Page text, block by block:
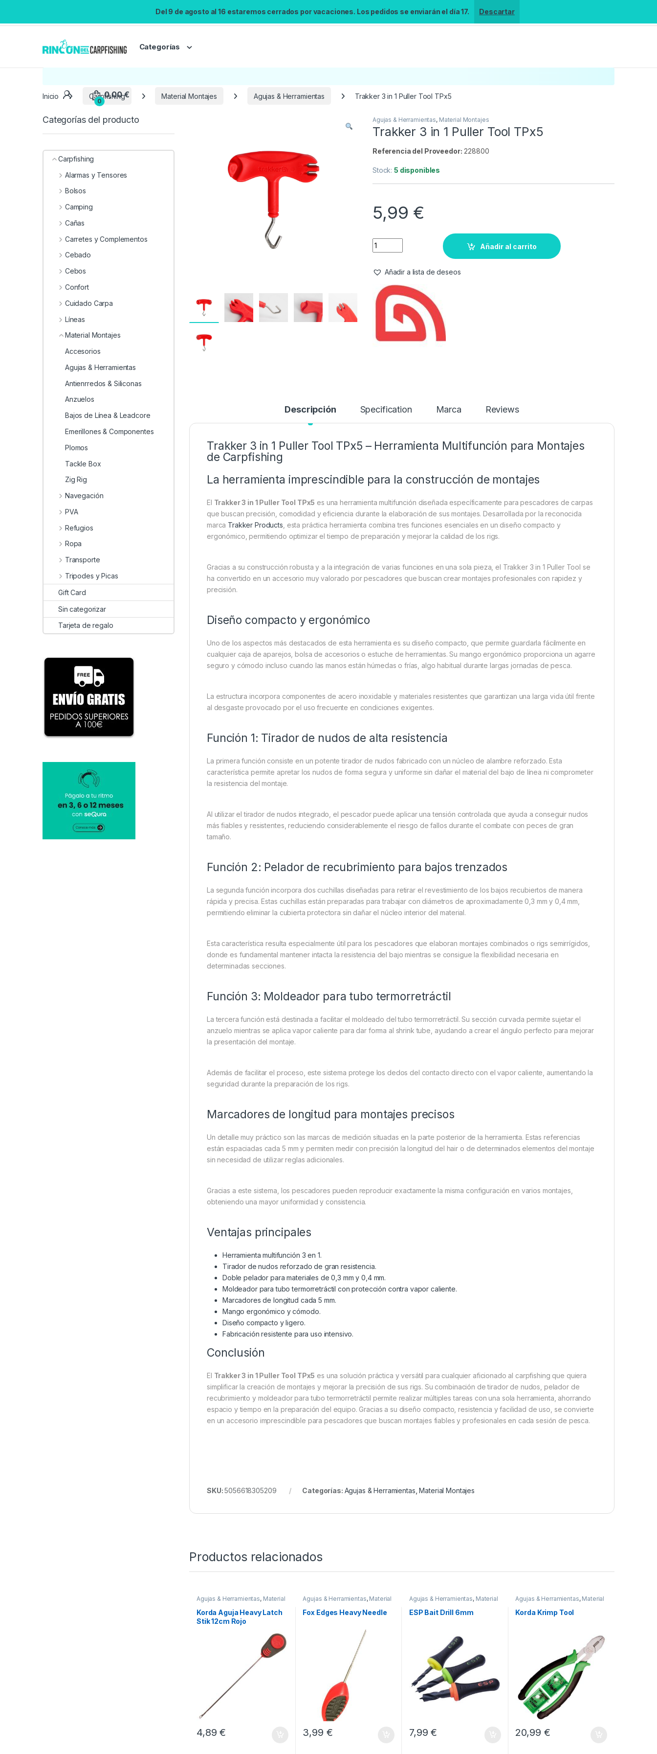
Del 9 de agosto al 16 estaremos cerrados por vacaciones. Los pedidos se enviarán el día 17. Descartar
Categorías
Búsqueda no disponible
No se pudo cargar el widget de búsqueda.
Reintentar
Inicio Carpfishing Material Montajes Agujas & Herramientas Trakker 3 in 1 Puller Tool TPx5
Agujas & Herramientas, Material Montajes
Trakker 3 in 1 Puller Tool TPx5
Referencia del Proveedor: 228800
Stock:5 disponibles
5,99 €
Añadir al carrito
Añadir a lista de deseos
Descripción Specification Marca Reviews
Trakker 3 in 1 Puller Tool TPx5 – Herramienta Multifunción para Montajes
de Carpfishing
La herramienta imprescindible para la construcción de montajes
El Trakker 3 in 1 Puller Tool TPx5 es una herramienta multifunción diseñada específicamente para pescadores de carpas
que buscan precisión, comodidad y eficiencia durante la elaboración de sus montajes. Desarrollada por la reconocida
marca Trakker Products , esta práctica herramienta combina tres funciones esenciales en un diseño compacto y
ergonómico, permitiendo optimizar el tiempo de preparación y mejorar la calidad de los rigs.
Gracias a su construcción robusta y a la integración de varias funciones en una sola pieza, el Trakker 3 in 1 Puller Tool se
ha convertido en un accesorio muy valorado por pescadores que buscan crear montajes profesionales con rapidez y
precisión.
Diseño compacto y ergonómico
Uno de los aspectos más destacados de esta herramienta es su diseño compacto, que permite guardarla fácilmente en
cualquier caja de aparejos, bolsa de accesorios o estuche de herramientas. Su mango ergonómico proporciona un agarre
seguro y cómodo incluso cuando las manos están húmedas o frías, algo habitual durante largas jornadas de pesca.
La estructura incorpora componentes de acero inoxidable y materiales resistentes que garantizan una larga vida útil frente
al desgaste provocado por el uso frecuente en condiciones exigentes.
Función 1: Tirador de nudos de alta resistencia
La primera función consiste en un potente tirador de nudos fabricado con un núcleo de alambre reforzado. Esta
característica permite apretar los nudos de forma segura y uniforme sin dañar el material del bajo de línea ni comprometer
la resistencia del montaje.
Al utilizar el tirador de nudos integrado, el pescador puede aplicar una tensión controlada que ayuda a conseguir nudos
más fiables y resistentes, reduciendo considerablemente el riesgo de fallos durante el combate con peces de gran
tamaño.
Función 2: Pelador de recubrimiento para bajos trenzados
La segunda función incorpora dos cuchillas diseñadas para retirar el revestimiento de los bajos recubiertos de manera
rápida y precisa. Estas cuchillas están preparadas para trabajar con diámetros de aproximadamente 0,3 mm y 0,4 mm,
permitiendo eliminar la cubierta protectora sin dañar el núcleo interior del material.
Esta característica resulta especialmente útil para los pescadores que elaboran montajes combinados o rigs semirrígidos,
donde es fundamental mantener intacta la resistencia del bajo mientras se consigue la flexibilidad necesaria en
determinadas secciones.
Función 3: Moldeador para tubo termorretráctil
La tercera función está destinada a facilitar el moldeado del tubo termorretráctil. Su sección curvada permite sujetar el
anzuelo mientras se aplica vapor caliente para dar forma al shrink tube, ayudando a crear el ángulo perfecto para mejorar
la presentación del montaje.
Además de facilitar el proceso, este sistema protege los dedos del contacto directo con el vapor caliente, aumentando la
seguridad durante la preparación de los rigs.
Marcadores de longitud para montajes precisos
Un detalle muy práctico son las marcas de medición situadas en la parte posterior de la herramienta. Estas referencias
están espaciadas cada 5 mm y permiten medir con precisión la longitud del hair o de determinados elementos del montaje
sin necesidad de utilizar reglas adicionales.
Gracias a este sistema, los pescadores pueden reproducir exactamente la misma configuración en varios montajes,
obteniendo una mayor uniformidad y consistencia.
Ventajas principales
Herramienta multifunción 3 en 1.
Tirador de nudos reforzado de gran resistencia.
Doble pelador para materiales de 0,3 mm y 0,4 mm.
Moldeador para tubo termorretráctil con protección contra vapor caliente.
Marcadores de longitud cada 5 mm.
Mango ergonómico y cómodo.
Diseño compacto y ligero.
Fabricación resistente para uso intensivo.
Conclusión
El Trakker 3 in 1 Puller Tool TPx5 es una solución práctica y versátil para cualquier aficionado al carpfishing que quiera
simplificar la creación de montajes y mejorar la precisión de sus rigs. Su combinación de tirador de nudos, pelador de
recubrimiento y moldeador para tubo termorretráctil permite realizar múltiples tareas con una sola herramienta, ahorrando
espacio y tiempo en la preparación del equipo. Gracias a su diseño compacto, resistencia y facilidad de uso, se convierte
en un accesorio imprescindible para pescadores que buscan montajes fiables y profesionales en cada sesión de pesca.
SKU:5056618305209 Categorías: Agujas & Herramientas ,Material Montajes
Productos relacionados
Agujas & Herramientas, Material
Montajes
Korda Aguja Heavy Latch
Stik 12cm Rojo
4,89€
Agujas & Herramientas, Material
Montajes
Fox Edges Heavy Needle
3,99 €
Agujas & Herramientas, Material
Montajes
ESP Bait Drill 6mm
7,99€
Agujas & Herramientas, Material
Montajes
Korda Krimp Tool
20,99 €
Categorías del producto
Carpfishing
Alarmas y Tensores
Bolsos
Camping
Cañas
Carretes y Complementos
Cebado
Cebos
Confort
Cuidado Carpa
Líneas
Material Montajes
Accesorios
Agujas & Herramientas
Antienrredos & Siliconas
Anzuelos
Bajos de Línea & Leadcore
Emerillones & Componentes
Plomos
Tackle Box
Zig Rig
Navegación
PVA
Refugios
Ropa
Transporte
Tripodes y Picas
Gift Card
Sin categorizar
Tarjeta de regalo